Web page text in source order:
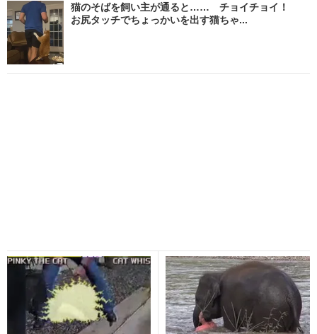
猫のそばを飼い主が通ると…… チョイチョイ！
お尻タッチでちょっかいを出す猫ちゃ...